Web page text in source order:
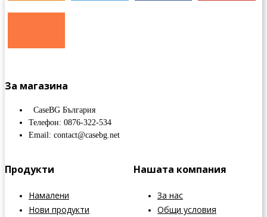
За магазина
CaseBG България
Телефон: 0876-322-534
Email: contact@casebg.net
Продукти
Намалени
Нови продукти
Нашата компания
За нас
Общи условия